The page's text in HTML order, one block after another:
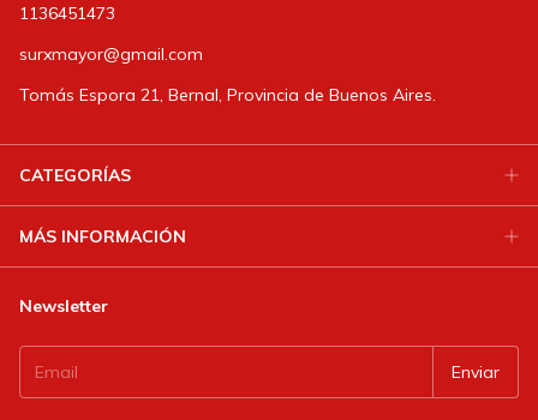
1136451473
surxmayor@gmail.com
Tomás Espora 21, Bernal, Provincia de Buenos Aires.
CATEGORÍAS
MÁS INFORMACIÓN
Newsletter